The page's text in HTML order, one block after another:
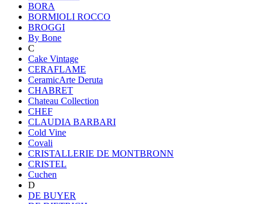
BORA
BORMIOLI ROCCO
BROGGI
By Bone
C
Cake Vintage
CERAFLAME
CeramicArte Deruta
CHABRET
Chateau Collection
CHEF
CLAUDIA BARBARI
Cold Vine
Covali
CRISTALLERIE DE MONTBRONN
CRISTEL
Cuchen
D
DE BUYER